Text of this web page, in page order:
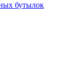
бутылок